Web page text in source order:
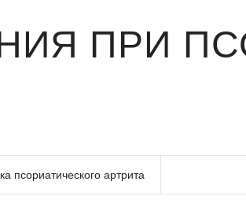
ПРИ
псориатического артрита